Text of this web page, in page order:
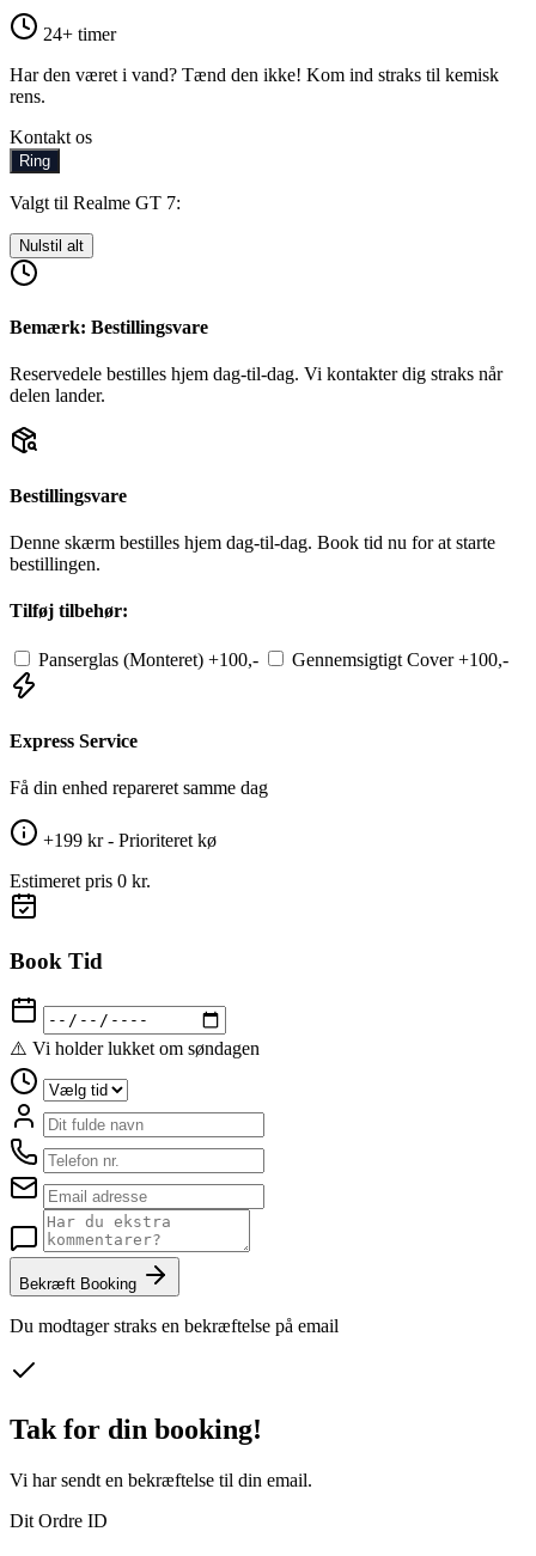
24+ timer
Har den været i vand? Tænd den ikke! Kom ind straks til kemisk
rens.
Kontakt os
Ring
Valgt til Realme GT 7:
Nulstil alt
Bemærk: Bestillingsvare
Reservedele bestilles hjem dag-til-dag. Vi kontakter dig straks når
delen lander.
Bestillingsvare
Denne skærm bestilles hjem dag-til-dag. Book tid nu for at starte
bestillingen.
Tilføj tilbehør:
Panserglas (Monteret) +100,- Gennemsigtigt Cover +100,-
Express Service
Få din enhed repareret samme dag
+199 kr - Prioriteret kø
Estimeret pris 0 kr.
Book Tid
⚠️ Vi holder lukket om søndagen
Bekræft Booking
Du modtager straks en bekræftelse på email
Tak for din booking!
Vi har sendt en bekræftelse til din email.
Dit Ordre ID